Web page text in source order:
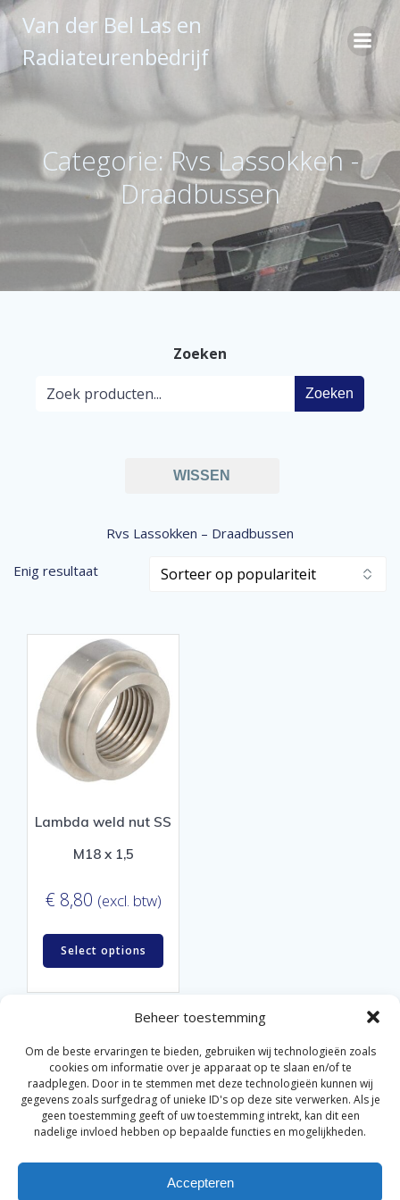
Beheer toestemming
Om de beste ervaringen te bieden, gebruiken wij technologieën zoals
cookies om informatie over je apparaat op te slaan en/of te
raadplegen. Door in te stemmen met deze technologieën kunnen wij
gegevens zoals surfgedrag of unieke ID's op deze site verwerken. Als je
geen toestemming geeft of uw toestemming intrekt, kan dit een
nadelige invloed hebben op bepaalde functies en mogelijkheden.
Accepteren
naar
de
inhoud
Van der Bel Las en
Radiateurenbedrijf
Categorie: Rvs Lassokken -
Draadbussen
Zoeken
Zoeken
WISSEN
Rvs Lassokken – Draadbussen
Enig resultaat
Lambda weld nut SS
M18 x 1,5
€ 8,80 (excl. btw)
Select options
© 2026 Van der Bel Las en Radiateurenbedrijf.
Privacyverklaring|Cookiebeleid|Retourbeleid|
Algemene voorwaarden voor consumenten